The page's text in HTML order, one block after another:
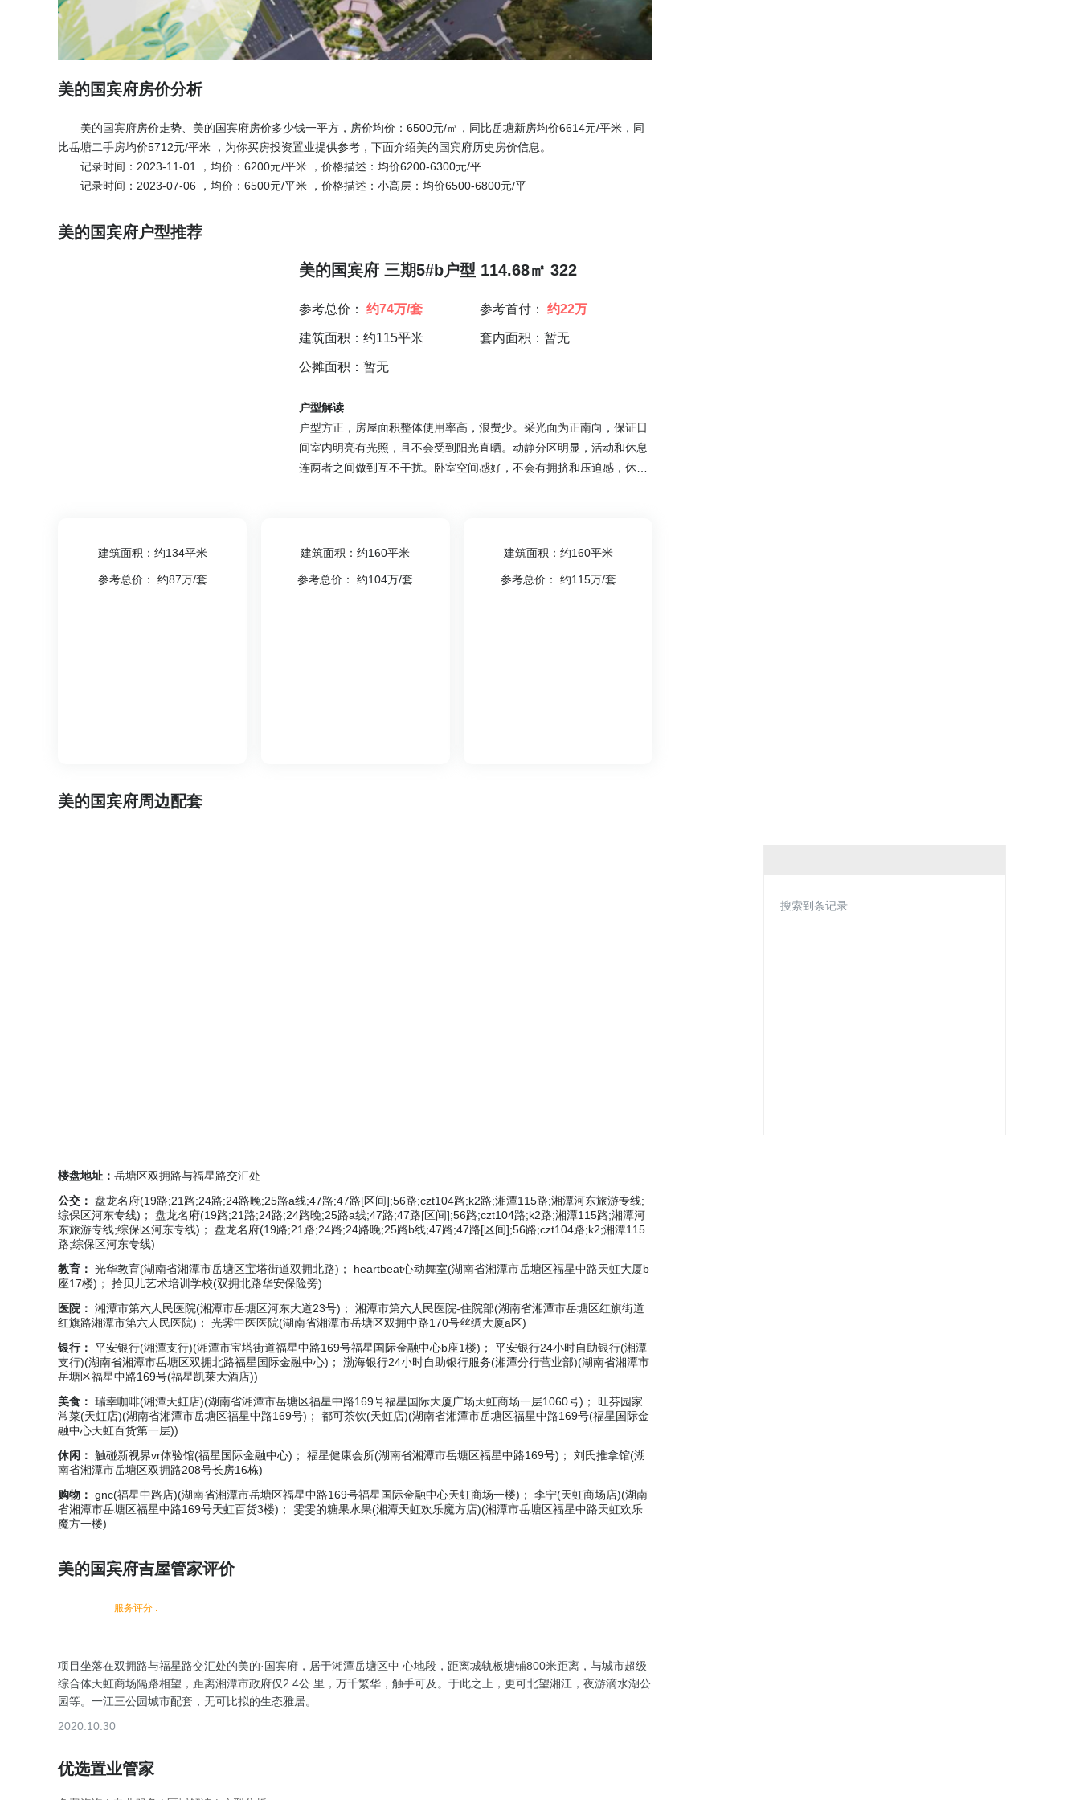
美的国宾府房价分析
美的国宾府房价走势、美的国宾府房价多少钱一平方，房价均价：6500元/㎡，同比岳塘新房均价6614元/平米，同
比岳塘二手房均价5712元/平米 ，为你买房投资置业提供参考，下面介绍美的国宾府历史房价信息。
记录时间：2023-11-01 ，均价：6200元/平米 ，价格描述：均价6200-6300元/平
记录时间：2023-07-06 ，均价：6500元/平米 ，价格描述：小高层：均价6500-6800元/平
美的国宾府户型推荐
美的国宾府 三期5#b户型 114.68㎡ 322
参考总价： 约74万/套 参考首付： 约22万
建筑面积：约115平米 套内面积：暂无
公摊面积：暂无
户型解读
户型方正，房屋面积整体使用率高，浪费少。采光面为正南向，保证日
间室内明亮有光照，且不会受到阳光直晒。动静分区明显，活动和休息
连两者之间做到互不干扰。卧室空间感好，不会有拥挤和压迫感，休息
建筑面积：约134平米
参考总价： 约87万/套
建筑面积：约160平米
参考总价： 约104万/套
建筑面积：约160平米
参考总价： 约115万/套
美的国宾府周边配套
搜索到条记录
楼盘地址： 岳塘区双拥路与福星路交汇处
公交： 盘龙名府(19路;21路;24路;24路晚;25路a线;47路;47路[区间];56路;czt104路;k2路;湘潭115路;湘潭河东旅游专线;
综保区河东专线)； 盘龙名府(19路;21路;24路;24路晚;25路a线;47路;47路[区间];56路;czt104路;k2路;湘潭115路;湘潭河
东旅游专线;综保区河东专线)； 盘龙名府(19路;21路;24路;24路晚;25路b线;47路;47路[区间];56路;czt104路;k2;湘潭115
路;综保区河东专线)
教育： 光华教育(湖南省湘潭市岳塘区宝塔街道双拥北路)； heartbeat心动舞室(湖南省湘潭市岳塘区福星中路天虹大厦b
座17楼)； 拾贝儿艺术培训学校(双拥北路华安保险旁)
医院： 湘潭市第六人民医院(湘潭市岳塘区河东大道23号)； 湘潭市第六人民医院-住院部(湖南省湘潭市岳塘区红旗街道
红旗路湘潭市第六人民医院)； 光霁中医医院(湖南省湘潭市岳塘区双拥中路170号丝绸大厦a区)
银行： 平安银行(湘潭支行)(湘潭市宝塔街道福星中路169号福星国际金融中心b座1楼)； 平安银行24小时自助银行(湘潭
支行)(湖南省湘潭市岳塘区双拥北路福星国际金融中心)； 渤海银行24小时自助银行服务(湘潭分行营业部)(湖南省湘潭市
岳塘区福星中路169号(福星凯莱大酒店))
美食： 瑞幸咖啡(湘潭天虹店)(湖南省湘潭市岳塘区福星中路169号福星国际大厦广场天虹商场一层1060号)； 旺芬园家
常菜(天虹店)(湖南省湘潭市岳塘区福星中路169号)； 都可茶饮(天虹店)(湖南省湘潭市岳塘区福星中路169号(福星国际金
融中心天虹百货第一层))
休闲： 触碰新视界vr体验馆(福星国际金融中心)； 福星健康会所(湖南省湘潭市岳塘区福星中路169号)； 刘氏推拿馆(湖
南省湘潭市岳塘区双拥路208号长房16栋)
购物： gnc(福星中路店)(湖南省湘潭市岳塘区福星中路169号福星国际金融中心天虹商场一楼)； 李宁(天虹商场店)(湖南
省湘潭市岳塘区福星中路169号天虹百货3楼)； 雯雯的糖果水果(湘潭天虹欢乐魔方店)(湘潭市岳塘区福星中路天虹欢乐
魔方一楼)
美的国宾府吉屋管家评价
服务评分 :
项目坐落在双拥路与福星路交汇处的美的·国宾府，居于湘潭岳塘区中 心地段，距离城轨板塘铺800米距离，与城市超级
综合体天虹商场隔路相望，距离湘潭市政府仅2.4公 里，万千繁华，触手可及。于此之上，更可北望湘江，夜游滴水湖公
园等。一江三公园城市配套，无可比拟的生态雅居。
2020.10.30
优选置业管家